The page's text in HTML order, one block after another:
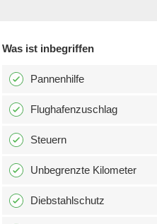
Was ist inbegriffen
Pannenhilfe
Flughafenzuschlag
Steuern
Unbegrenzte Kilometer
Diebstahlschutz